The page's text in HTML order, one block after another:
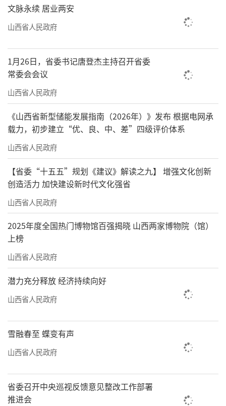
文脉永续 居业两安
山西省人民政府
1月26日，省委书记唐登杰主持召开省委
常委会会议
山西省人民政府
《山西省新型储能发展指南（2026年）》发布 根据电网承
载力，初步建立“优、良、中、差”四级评价体系
山西省人民政府
【省委“十五五”规划《建议》解读之九】 增强文化创新
创造活力 加快建设新时代文化强省
山西省人民政府
2025年度全国热门博物馆百强揭晓 山西两家博物院（馆）
上榜
山西省人民政府
潜力充分释放 经济持续向好
山西省人民政府
雪融春至 蝶变有声
山西省人民政府
省委召开中央巡视反馈意见整改工作部署
推进会